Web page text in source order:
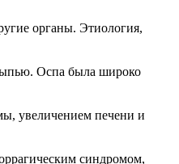
органы. Этиология,
Оспа была широко
увеличением печени и
синдромом,